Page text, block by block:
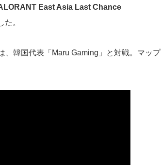
East Asia Last Chance
。
、韓国代表「Maru Gaming」と対戦。マップ